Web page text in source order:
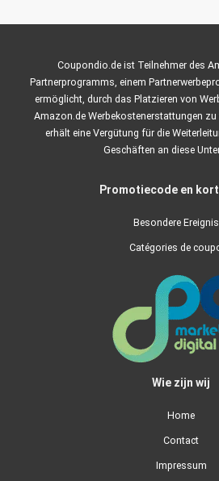
Coupondio.de ist Teilnehmer des
Partnerprogramms, einem
ermöglicht, durch das Platzieren von
Amazon.de Werbekostenerstattungen
erhält eine Vergütung für die
Geschäften an diese
Promotiecode en
Besondere
Catégories de
Wie zijn wij
Home
Contact
Impressum